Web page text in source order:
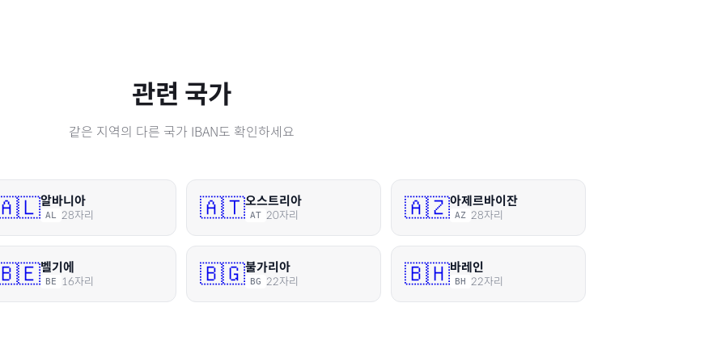
관련 국가
같은 지역의 다른 국가 IBAN도 확인하세요
알바니아
AL 28자리 🇦🇹오스트리아
AT 20자리 🇦🇿아제르바이잔
AZ 28자리
벨기에
BE 16자리 🇧🇬불가리아
BG 22자리 🇧🇭바레인
BH 22자리